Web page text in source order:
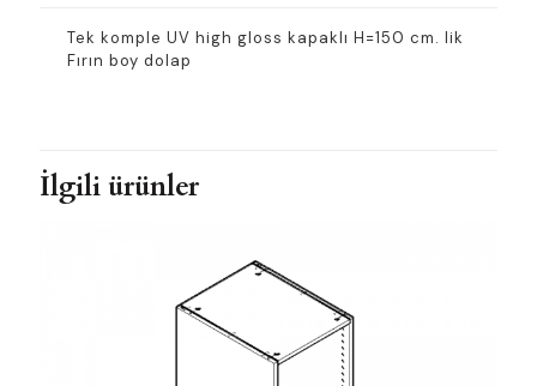
Tek komple UV high gloss kapaklı H=150 cm. lik
Fırın boy dolap
İlgili ürünler